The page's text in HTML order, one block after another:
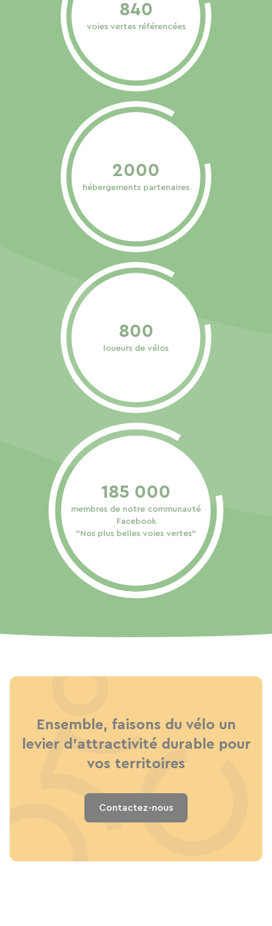
840
voies vertes référencées
2000
hébergements partenaires
800
loueurs de vélos
185 000
membres de notre communauté
Facebook
"Nos plus belles voies vertes"
Ensemble, faisons du vélo un
levier d’attractivité durable pour
vos territoires
Contactez-nous